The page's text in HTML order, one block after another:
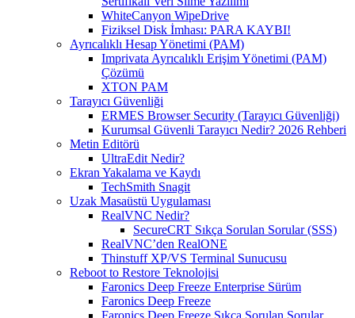
WhiteCanyon WipeDrive
Fiziksel Disk İmhası: PARA KAYBI!
Ayrıcalıklı Hesap Yönetimi (PAM)
Imprivata Ayrıcalıklı Erişim Yönetimi (PAM)
Çözümü
XTON PAM
Tarayıcı Güvenliği
ERMES Browser Security (Tarayıcı Güvenliği)
Kurumsal Güvenli Tarayıcı Nedir? 2026 Rehberi
Metin Editörü
UltraEdit Nedir?
Ekran Yakalama ve Kaydı
TechSmith Snagit
Uzak Masaüstü Uygulaması
RealVNC Nedir?
SecureCRT Sıkça Sorulan Sorular (SSS)
RealVNC’den RealONE
Thinstuff XP/VS Terminal Sunucusu
Reboot to Restore Teknolojisi
Faronics Deep Freeze Enterprise Sürüm
Faronics Deep Freeze
Faronics Deep Freeze Sıkça Sorulan Sorular